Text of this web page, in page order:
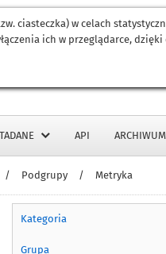
ciasteczka) w celach
ich w przeglądarce,
API ARCHIWUM
/ Podgrupy / Metryka
Kategoria
Grupa